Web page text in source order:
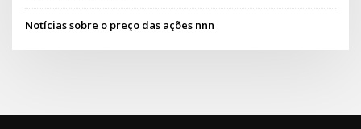
Notícias sobre o preço das ações nnn